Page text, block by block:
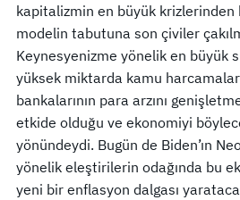
kapitalizmin en büyük krizlerinden
modelin tabutuna son çiviler
Keynesyenizme yönelik en büyük
yüksek miktarda kamu
bankalarının para arzını
etkide olduğu ve ekonomiyi
yönündeydi. Bugün de Biden’ın
yönelik eleştirilerin odağında bu
yeni bir enflasyon dalgası